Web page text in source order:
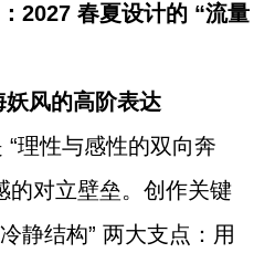
2027 春夏设计的 “流量
风的高阶表达
理性与感性的双向奔
的对立壁垒。创作关键
静结构” 两大支点：用